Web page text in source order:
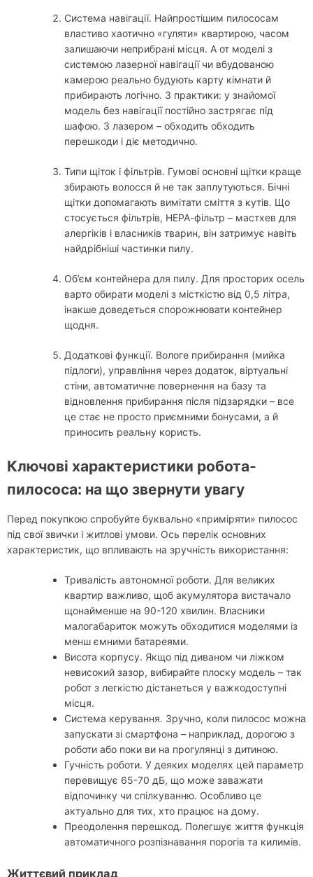
Система навігації. Найпростішим пилососам
властиво хаотично «гуляти» квартирою, часом
залишаючи неприбрані місця. А от моделі з
системою лазерної навігації чи вбудованою
камерою реально будують карту кімнати й
прибирають логічно. З практики: у знайомої
модель без навігації постійно застрягає під
шафою. З лазером – обходить обходить
перешкоди і діє методично.
Типи щіток і фільтрів. Гумові основні щітки краще
збирають волосся й не так заплутуються. Бічні
щітки допомагають вимітати сміття з кутів. Що
стосується фільтрів, НЕРА-фільтр – мастхев для
алергіків і власників тварин, він затримує навіть
найдрібніші частинки пилу.
Об’єм контейнера для пилу. Для просторих осель
варто обирати моделі з місткістю від 0,5 літра,
інакше доведеться спорожнювати контейнер
щодня.
Додаткові функції. Вологе прибирання (мийка
підлоги), управління через додаток, віртуальні
стіни, автоматичне повернення на базу та
відновлення прибирання після підзарядки – все
це стає не просто приємними бонусами, а й
приносить реальну користь.
Ключові характеристики робота-
пилососа: на що звернути увагу
Перед покупкою спробуйте буквально «приміряти» пилосос
під свої звички і житлові умови. Ось перелік основних
характеристик, що впливають на зручність використання:
Тривалість автономної роботи. Для великих
квартир важливо, щоб акумулятора вистачало
щонайменше на 90-120 хвилин. Власники
малогабариток можуть обходитися моделями із
менш ємними батареями.
Висота корпусу. Якщо під диваном чи ліжком
невисокий зазор, вибирайте плоску модель – так
робот з легкістю дістанеться у важкодоступні
місця.
Система керування. Зручно, коли пилосос можна
запускати зі смартфона – наприклад, дорогою з
роботи або поки ви на прогулянці з дитиною.
Гучність роботи. У деяких моделях цей параметр
перевищує 65-70 дБ, що може заважати
відпочинку чи спілкуванню. Особливо це
актуально для тих, хто працює на дому.
Преодoлення перешкод. Полегшує життя функція
автоматичного розпізнавання порогів та килимів.
Життєвий приклад